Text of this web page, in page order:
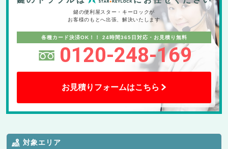
鍵の便利屋スター・キーロックが
お客様のもとへ出張、解決いたします
各種カード決済OK！！ 24時間365日対応・お見積り無料
0120-248-169
お見積りフォームはこちら
対象エリア